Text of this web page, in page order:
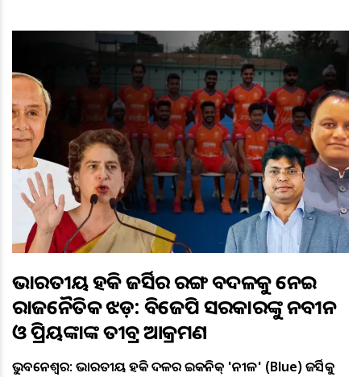
ଭାରତୀୟ ହକି ଜର୍ସିର ରଙ୍ଗ ବଦଳକୁ ନେଇ
ରାଜନୈତିକ ଝଡ଼: ବିଜେପି ସରକାରଙ୍କୁ ନବୀନ
ଓ ପ୍ରିୟଙ୍କାଙ୍କ ତୀବ୍ର ଆକ୍ରମଣ
ଭୁବନେଶ୍ୱର: ଭାରତୀୟ ହକି ଦଳର ଆଇକନିକ୍ 'ନୀଳ' (Blue) ଜର୍ସିକୁ